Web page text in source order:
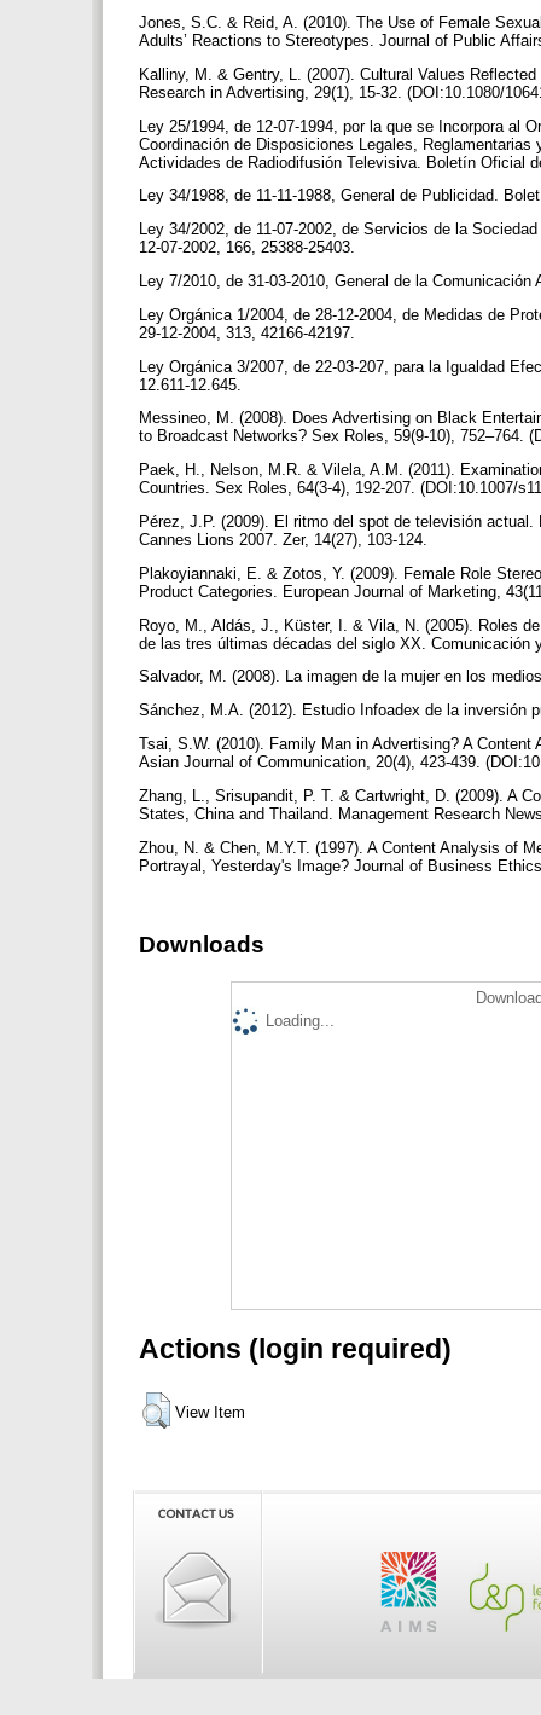
Jones, S.C. & Reid, A. (2010). The Use of Female
Adults’ Reactions to Stereotypes. Journal of Public
Kalliny, M. & Gentry, L. (2007). Cultural Values
Research in Advertising, 29(1), 15-32. (DOI:10.1080/
Ley 25/1994, de 12-07-1994, por la que se Incorpora al
Coordinación de Disposiciones Legales,
Actividades de Radiodifusión Televisiva. Boletín Oficial
Ley 34/1988, de 11-11-1988, General de Publicidad.
Ley 34/2002, de 11-07-2002, de Servicios de la
12-07-2002, 166, 25388-25403.
Ley 7/2010, de 31-03-2010, General de la
Ley Orgánica 1/2004, de 28-12-2004, de Medidas de
29-12-2004, 313, 42166-42197.
Ley Orgánica 3/2007, de 22-03-207, para la Igualdad
12.611-12.645.
Messineo, M. (2008). Does Advertising on Black
to Broadcast Networks? Sex Roles, 59(9-10), 752–764.
Paek, H., Nelson, M.R. & Vilela, A.M. (2011).
Countries. Sex Roles, 64(3-4), 192-207. (DOI:10.1007/
Pérez, J.P. (2009). El ritmo del spot de televisión
Cannes Lions 2007. Zer, 14(27), 103-124.
Plakoyiannaki, E. & Zotos, Y. (2009). Female Role
Product Categories. European Journal of Marketing,
Royo, M., Aldás, J., Küster, I. & Vila, N. (2005). Roles
de las tres últimas décadas del siglo XX. Comunicación
Salvador, M. (2008). La imagen de la mujer en los
Sánchez, M.A. (2012). Estudio Infoadex de la inversión
Tsai, S.W. (2010). Family Man in Advertising? A
Asian Journal of Communication, 20(4), 423-439.
Zhang, L., Srisupandit, P. T. & Cartwright, D. (2009). A
States, China and Thailand. Management Research
Zhou, N. & Chen, M.Y.T. (1997). A Content Analysis of
Portrayal, Yesterday's Image? Journal of Business
Downloads
Loading...
Actions (login required)
View Item